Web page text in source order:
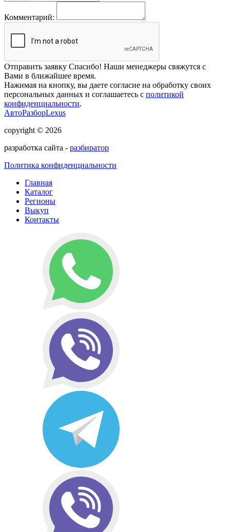
Комментарий:
Отправить заявку Спасибо! Наши менеджеры свяжутся с
Вами в ближайшее время.
Нажимая на кнопку, вы даете согласие на обработку своих
персональных данных и соглашаетесь с политикой
конфиденциальности.
АвтоРазборLexus
copyright © 2026
разработка сайта - разбиратор
Политика конфиденциальности
Главная
Каталог
Регионы
Выкуп
Контакты